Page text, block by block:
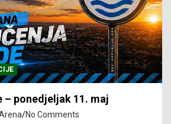
– ponedjeljak 11. maj
No Comments